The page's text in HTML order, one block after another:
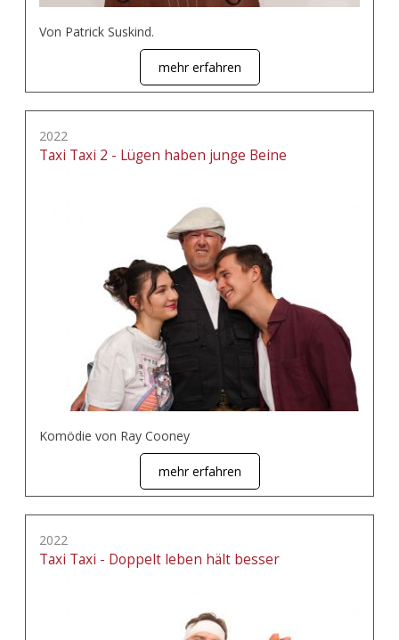
Von Patrick Suskind.
mehr erfahren
2022
Taxi Taxi 2 - Lügen haben junge Beine
Komödie von Ray Cooney
mehr erfahren
2022
Taxi Taxi - Doppelt leben hält besser